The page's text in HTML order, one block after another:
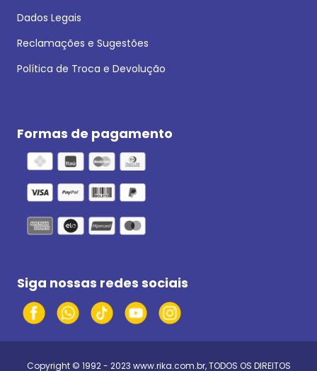
Dados Legais
Reclamações e Sugestões
Política de Troca e Devolução
Formas de pagamento
Siga nossas redes sociais
Copyright © 1992 - 2023 www.rika.com.br, TODOS OS DIREITOS